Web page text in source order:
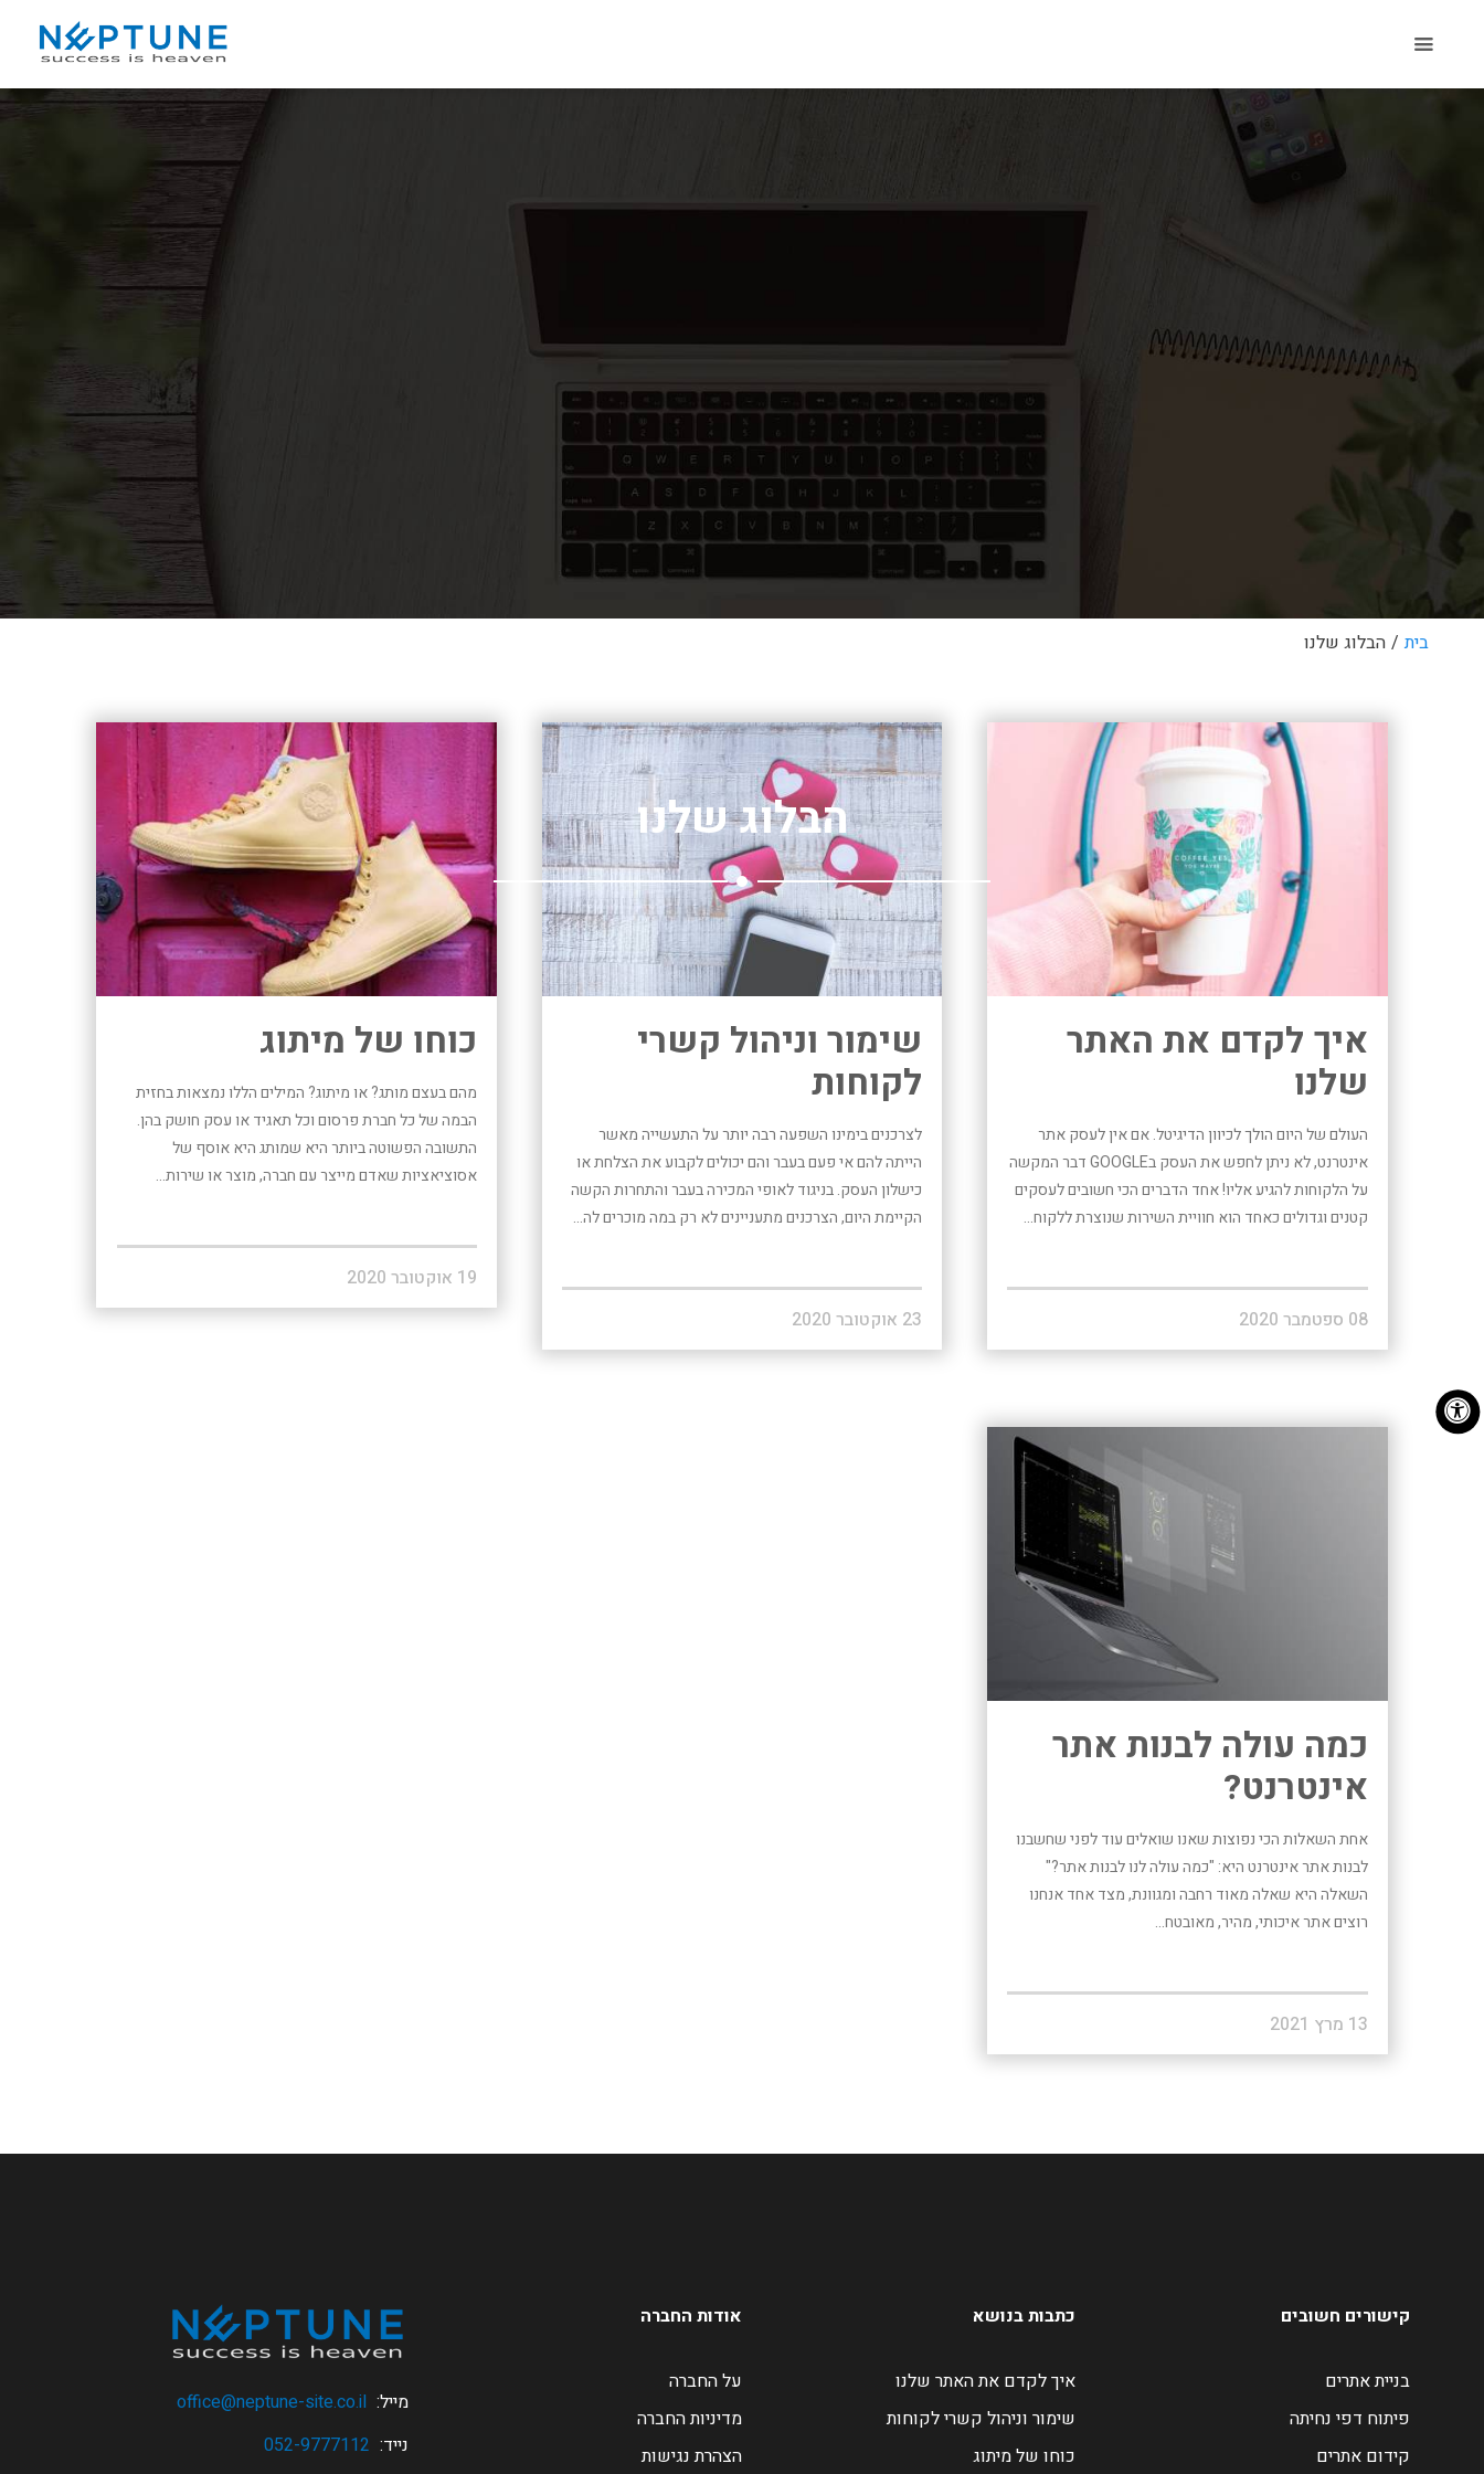
הבלוג שלנו
בית / הבלוג שלנו
איך לקדם את האתר
שלנו
העולם של היום הולך לכיוון הדיגיטל. אם אין לעסק אתר
אינטרנט, לא ניתן לחפש את העסק בGOOGLE דבר המקשה
על הלקוחות להגיע אליו! אחד הדברים הכי חשובים לעסקים
קטנים וגדולים כאחד הוא חוויית השירות שנוצרת ללקוח...
08 ספטמבר 2020
שימור וניהול קשרי
לקוחות
לצרכנים בימינו השפעה רבה יותר על התעשייה מאשר
הייתה להם אי פעם בעבר והם יכולים לקבוע את הצלחת או
כישלון העסק. בניגוד לאופי המכירה בעבר והתחרות הקשה
הקיימת היום, הצרכנים מתעניינים לא רק במה מוכרים לה...
23 אוקטובר 2020
כוחו של מיתוג
מהם בעצם מותג? או מיתוג? המילים הללו נמצאות בחזית
הבמה של כל חברת פרסום וכל תאגיד או עסק חושק בהן.
התשובה הפשוטה ביותר היא שמותג היא אוסף של
אסוציאציות שאדם מייצר עם חברה, מוצר או שירות...
19 אוקטובר 2020
כמה עולה לבנות אתר
אינטרנט?
אחת השאלות הכי נפוצות שאנו שואלים עוד לפני שחשבנו
לבנות אתר אינטרנט היא: "כמה עולה לנו לבנות אתר?"
השאלה היא שאלה מאוד רחבה ומגוונת, מצד אחד אנחנו
רוצים אתר איכותי, מהיר, מאובטח...
13 מרץ 2021
קישורים חשובים
בניית אתרים
פיתוח דפי נחיתה
קידום אתרים
כתבות בנושא
איך לקדם את האתר שלנו
שימור וניהול קשרי לקוחות
כוחו של מיתוג
אודות החברה
על החברה
מדיניות החברה
הצהרת נגישות
מייל: office@neptune-site.co.il
נייד: 052-9777112